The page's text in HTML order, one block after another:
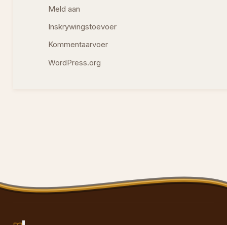
Meld aan
Inskrywingstoevoer
Kommentaarvoer
WordPress.org